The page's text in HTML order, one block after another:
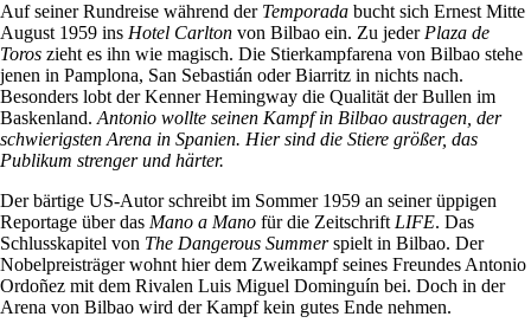
Auf seiner Rundreise während der Temporada bucht sich Ernest Mitte
August 1959 ins Hotel Carlton von Bilbao ein. Zu jeder Plaza de
Toros zieht es ihn wie magisch. Die Stierkampfarena von Bilbao stehe
jenen in Pamplona, San Sebastián oder Biarritz in nichts nach.
Besonders lobt der Kenner Hemingway die Qualität der Bullen im
Baskenland. Antonio wollte seinen Kampf in Bilbao austragen, der
schwierigsten Arena in Spanien. Hier sind die Stiere größer, das
Publikum strenger und härter.
Der bärtige US-Autor schreibt im Sommer 1959 an seiner üppigen
Reportage über das Mano a Mano für die Zeitschrift LIFE. Das
Schlusskapitel von The Dangerous Summerspielt in Bilbao. Der
Nobelpreisträger wohnt hier dem Zweikampf seines Freundes Antonio
Ordoñez mit dem Rivalen Luis Miguel Dominguín bei. Doch in der
Arena von Bilbao wird der Kampf kein gutes Ende nehmen.